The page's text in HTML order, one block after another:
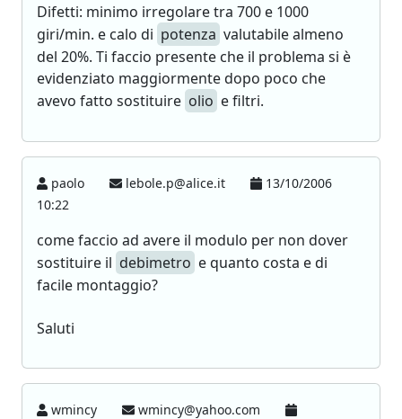
Difetti: minimo irregolare tra 700 e 1000
giri/min. e calo di potenza valutabile almeno
del 20%. Ti faccio presente che il problema si è
evidenziato maggiormente dopo poco che
avevo fatto sostituire olio e filtri.
paolo lebole.p@alice.it
13/10/2006
10:22
come faccio ad avere il modulo per non dover
sostituire il debimetro e quanto costa e di
facile montaggio?
Saluti
wmincy
wmincy@yahoo.com